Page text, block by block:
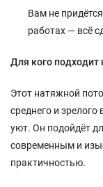
Вам не
работах — всё
Для кого подходит
Этот натяжной
среднего и зрелого
уют. Он подойдёт
современным и
практичностью.